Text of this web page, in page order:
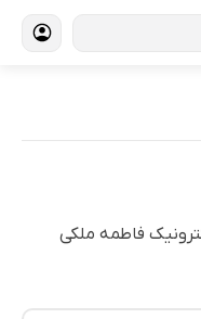
فاطمه ملکی